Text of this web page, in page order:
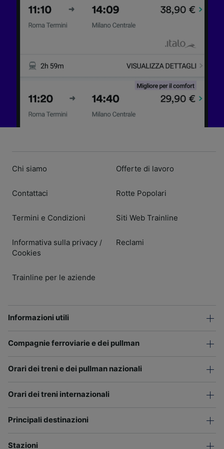
Chi siamo
Contattaci
Termini e Condizioni
Informativa sulla privacy /
Cookies
Trainline per le aziende
Offerte di lavoro
Rotte Popolari
Siti Web Trainline
Reclami
Informazioni utili
Compagnie ferroviarie e dei pullman
Orari dei treni e dei pullman nazionali
Orari dei treni internazionali
Principali destinazioni
Stazioni
accedervi. Pubblicità e contenuti
personalizzati, misurazione delle prestazioni
Elenco dei partner (fornitori)